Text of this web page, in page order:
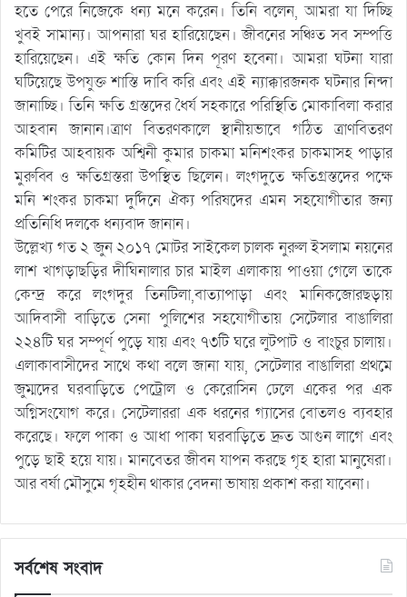
হতে পেরে নিজেকে ধন্য মনে করেন। তিনি বলেন, আমরা যা দিচ্ছি
খুবই সামান্য। আপনারা ঘর হারিয়েছেন। জীবনের সঞ্চিত সব সম্পত্তি
হারিয়েছেন। এই ক্ষতি কোন দিন পূরণ হবেনা। আমরা ঘটনা যারা
ঘটিয়েছে উপযুক্ত শাস্তি দাবি করি এবং এই ন্যাক্কারজনক ঘটনার নিন্দা
জানাচ্ছি। তিনি ক্ষতি গ্রস্তদের ধৈর্য সহকারে পরিস্থিতি মোকাবিলা করার
আহবান জানান।ত্রাণ বিতরণকালে স্থানীয়ভাবে গঠিত ত্রাণবিতরণ
কমিটির আহবায়ক অশ্বিনী কুমার চাকমা মনিশংকর চাকমাসহ পাড়ার
মুরুব্বি ও ক্ষতিগ্রস্তরা উপস্থিত ছিলেন। লংগদুতে ক্ষতিগ্রস্তদের পক্ষে
মনি শংকর চাকমা দুর্দিনে ঐক্য পরিষদের এমন সহযোগীতার জন্য
প্রতিনিধি দলকে ধন্যবাদ জানান।
উল্লেখ্য গত ২ জুন ২০১৭ মোটর সাইকেল চালক নুরুল ইসলাম নয়নের
লাশ খাগড়াছড়ির দীঘিনালার চার মাইল এলাকায় পাওয়া গেলে তাকে
কেন্দ্র করে লংগদুর তিনটিলা,বাত্যাপাড়া এবং মানিকজোরছড়ায়
আদিবাসী বাড়িতে সেনা পুলিশের সহযোগীতায় সেটেলার বাঙালিরা
২২৪টি ঘর সম্পূর্ণ পুড়ে যায় এবং ৭৩টি ঘরে লুটপাট ও বাংচুর চালায়।
এলাকাবাসীদের সাথে কথা বলে জানা যায়, সেটেলার বাঙালিরা প্রথমে
জুম্মদের ঘরবাড়িতে পেট্রোল ও কেরোসিন ঢেলে একের পর এক
অগ্নিসংযোগ করে। সেটেলাররা এক ধরনের গ্যাসের বোতলও ব্যবহার
করেছে। ফলে পাকা ও আধা পাকা ঘরবাড়িতে দ্রুত আগুন লাগে এবং
পুড়ে ছাই হয়ে যায়। মানবেতর জীবন যাপন করছে গৃহ হারা মানুষেরা।
আর বর্ষা মৌসুমে গৃহহীন থাকার বেদনা ভাষায় প্রকাশ করা যাবেনা।
সর্বশেষ সংবাদ